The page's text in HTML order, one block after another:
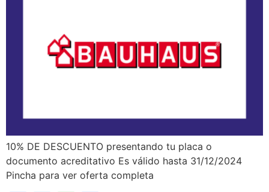
10% DE DESCUENTO presentando tu placa o
documento acreditativo Es válido hasta 31/12/2024
Pincha para ver oferta completa